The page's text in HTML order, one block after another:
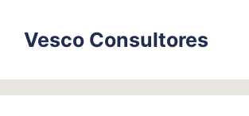
contentVesco Consultores